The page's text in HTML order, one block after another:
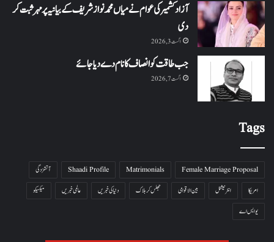
آزاد کشمیر کی عوام نے میاں محمد نواز شریف کے بیانیہ پر مہر ثبت کر
دی
اگست 3, 2026
جب طاقت کو انصاف کا نام دے دیا جائے
اگست 7, 2026
Tags
Female Marriage Proposal
Matrimonials
Shaadi Profile
آتشزدگی
امریکا
انٹرنیشنل بین الاقوامی جھلس کر ہلاک دنیا کی خبریں عالمی خبریں
میکسیکو
یو ایس اے